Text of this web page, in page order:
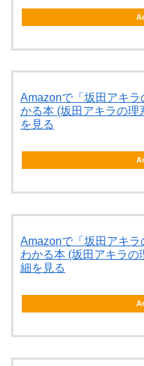
Amazonで「坂田アキ
かる本 (坂田アキラの理
を見る
Amazonで「坂田アキ
わかる本 (坂田アキラ
細を見る